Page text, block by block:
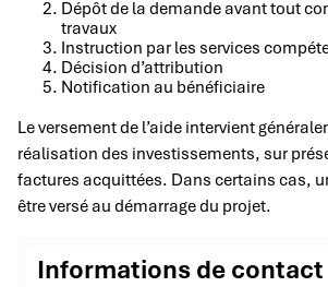
Dépôt de la demande avant tout
travaux
Instruction par les services
Décision d’attribution
Notification au bénéficiaire
Le versement de l’aide intervient
réalisation des investissements, sur
factures acquittées. Dans certains cas,
être versé au démarrage du projet.
Informations de contact